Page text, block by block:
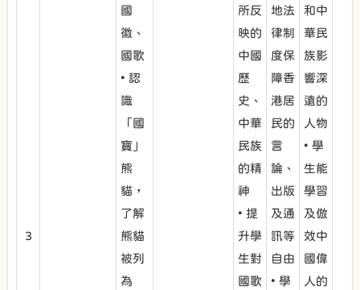
3
國
徽、
國歌
• 認
識
「國
寶」
熊
貓，
了解
熊貓
被列
為
所反
映的
中國
歷
史、
中華
民族
的精
神
• 提
升學
生對
國歌
地法
律制
度保
障香
港居
民的
言
論、
出版
及通
訊等
自由
• 學
和中
華民
族影
響深
遠的
人物
• 學
生能
學習
及倣
效中
國偉
人的